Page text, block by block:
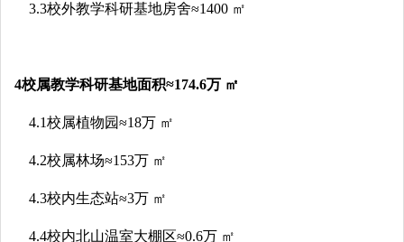
3.3校外教学科研基地房舍≈1400 ㎡
4校属教学科研基地面积≈174.6万 ㎡
4.1校属植物园≈18万 ㎡
4.2校属林场≈153万 ㎡
4.3校内生态站≈3万 ㎡
4.4校内北山温室大棚区≈0.6万 ㎡